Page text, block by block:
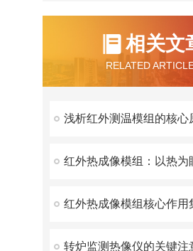
相关文
RELATED
浅析红外测温模组的核心